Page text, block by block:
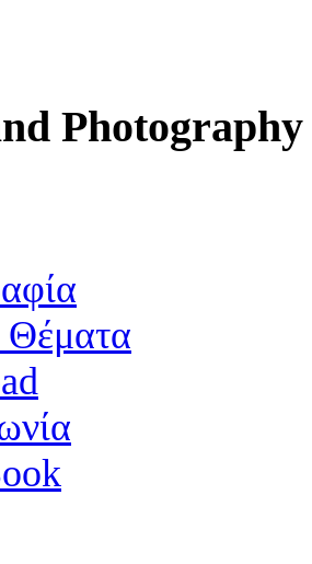
Photography
Θέματα